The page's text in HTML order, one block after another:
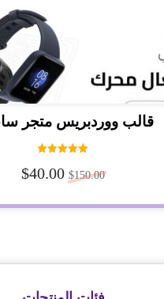
قالب ووردبريس متجر
5.00
من 5
$150.00
$40.00